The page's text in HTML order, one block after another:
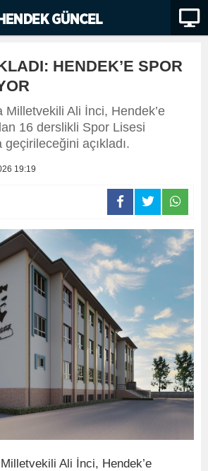
HENDEK’E SPOR
Ali İnci, Hendek’e
16 derslikli Spor Lisesi
açıkladı.
19:19
Ali İnci, Hendek’e